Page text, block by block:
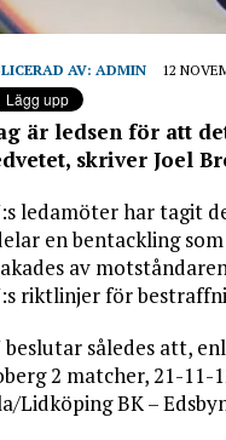
AV: ADMIN 12
är ledsen för att
skriver Joel
ledamöter har tagit
en bentackling
av
riktlinjer för
beslutar således att,
2 matcher, 21-11-
Lidköping BK –